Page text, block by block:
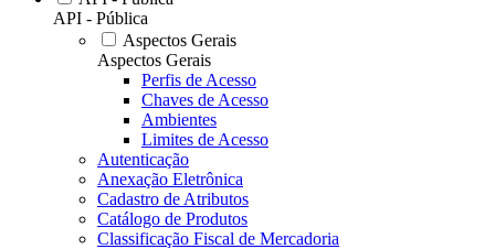
API - Pública
Aspectos Gerais
Aspectos Gerais
Perfis de Acesso
Chaves de Acesso
Ambientes
Limites de Acesso
Autenticação
Anexação Eletrônica
Cadastro de Atributos
Catálogo de Produtos
Classificação Fiscal de Mercadoria